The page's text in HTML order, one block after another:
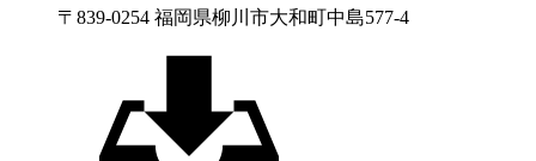
〒839-0254 福岡県柳川市大和町中島577-4